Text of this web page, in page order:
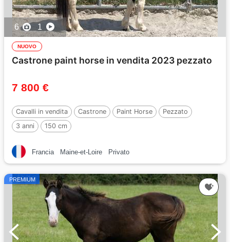
6 1
NUOVO
Castrone paint horse in vendita 2023 pezzato
7 800 €
Cavalli in vendita Castrone Paint Horse
Pezzato
3 anni
150 cm
Francia Maine-et-Loire Privato
PREMIUM